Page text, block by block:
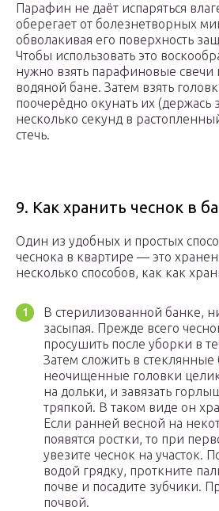
Парафин не даёт испаряться
оберегает от болезнетворных
обволакивая его поверхность
Чтобы использовать это
нужно взять парафиновые свечи
водяной бане. Затем взять
поочерёдно окунать их (держась
несколько секунд в
стечь.
9. Как хранить чеснок в
Один из удобных и простых
чеснока в квартире — это
несколько способов, как как
В стерилизованной банке,
засыпая. Прежде всего
просушить после уборки в
Затем сложить в стеклянные
неочищенные головки
на дольки, и завязать
тряпкой. В таком виде он
Если ранней весной на
появятся ростки, то при
увезите чеснок на участок.
водой грядку, проткните
почве и посадите зубчики.
почвой.